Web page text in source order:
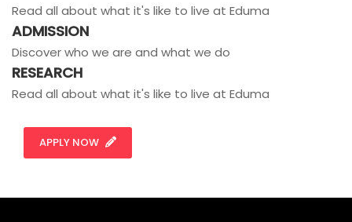
Read all about what it's like to live at Eduma
ADMISSION
Discover who we are and what we do
RESEARCH
Read all about what it's like to live at Eduma
APPLY NOW